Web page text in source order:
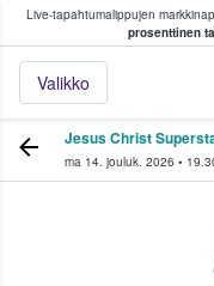
Live-tapahtumalippujen
prosenttinen
Valikko
fanit ostavat ja
Jesus Christ
ma 14. jouluk. 2026 •